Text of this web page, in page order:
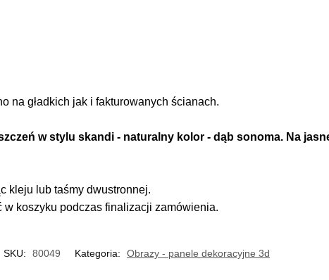
na gładkich jak i fakturowanych ścianach.
w stylu skandi - naturalny kolor - dąb sonoma. Na
kleju lub taśmy dwustronnej.
koszyku podczas finalizacji zamówienia.
SKU: 80049 Kategoria: Obrazy - panele dekoracyjne 3d